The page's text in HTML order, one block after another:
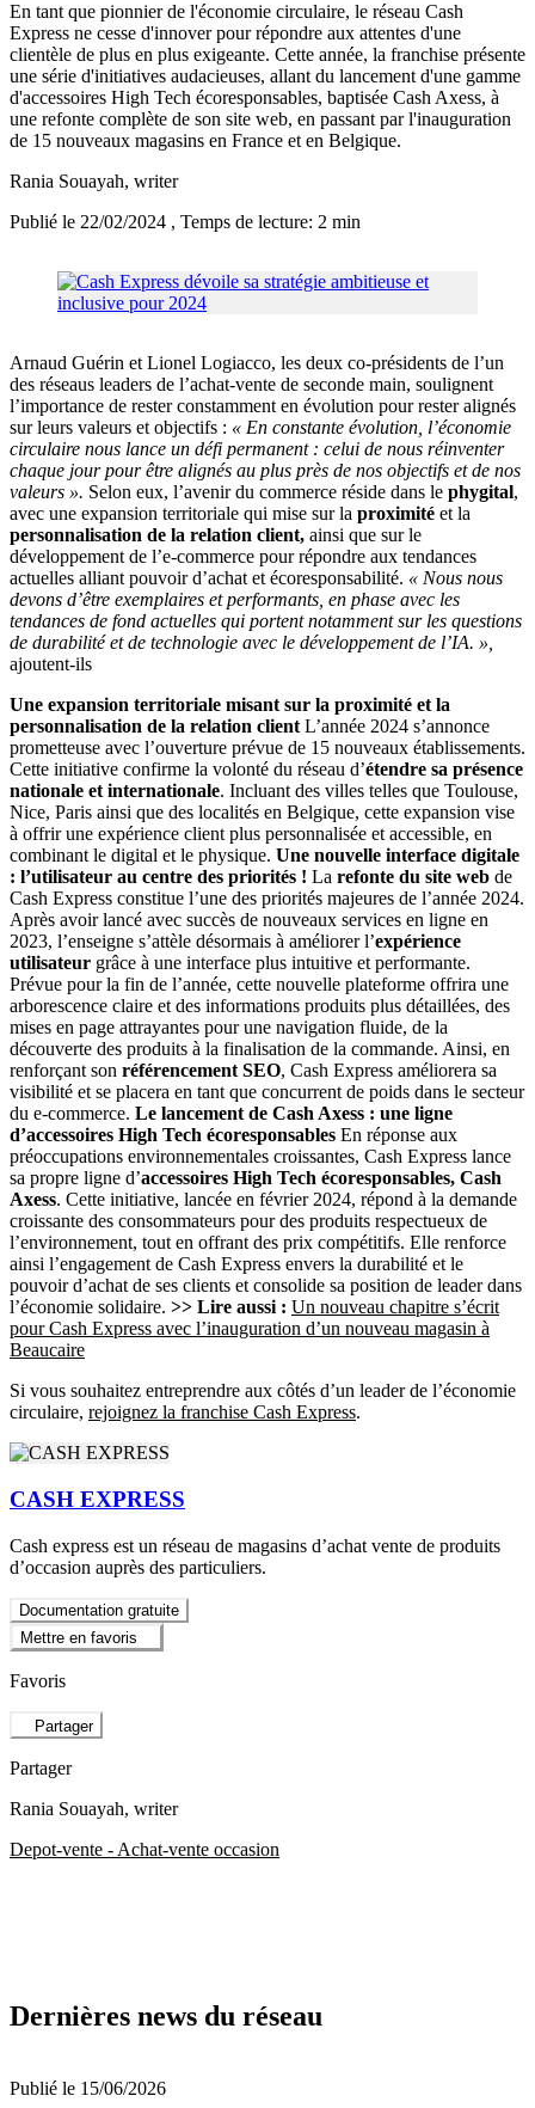
En tant que pionnier de l'économie circulaire, le réseau Cash
Express ne cesse d'innover pour répondre aux attentes d'une
clientèle de plus en plus exigeante. Cette année, la franchise présente
une série d'initiatives audacieuses, allant du lancement d'une gamme
d'accessoires High Tech écoresponsables, baptisée Cash Axess, à
une refonte complète de son site web, en passant par l'inauguration
de 15 nouveaux magasins en France et en Belgique.
Rania Souayah, writer
Publié le 22/02/2024 , Temps de lecture: 2 min
Arnaud Guérin et Lionel Logiacco, les deux co-présidents de l’un
des réseaus leaders de l’achat-vente de seconde main, soulignent
l’importance de rester constamment en évolution pour rester alignés
sur leurs valeurs et objectifs : « En constante évolution, l’économie
circulaire nous lance un défi permanent : celui de nous réinventer
chaque jour pour être alignés au plus près de nos objectifs et de nos
valeurs ». Selon eux, l’avenir du commerce réside dans le phygital,
avec une expansion territoriale qui mise sur la proximité et la
personnalisation de la relation client, ainsi que sur le
développement de l’e-commerce pour répondre aux tendances
actuelles alliant pouvoir d’achat et écoresponsabilité. « Nous nous
devons d’être exemplaires et performants, en phase avec les
tendances de fond actuelles qui portent notamment sur les questions
de durabilité et de technologie avec le développement de l’IA. »,
ajoutent-ils
Une expansion territoriale misant sur la proximité et la
personnalisation de la relation clientL’année 2024 s’annonce
prometteuse avec l’ouverture prévue de 15 nouveaux établissements.
Cette initiative confirme la volonté du réseau d’étendre sa présence
nationale et internationale. Incluant des villes telles que Toulouse,
Nice, Paris ainsi que des localités en Belgique, cette expansion vise
à offrir une expérience client plus personnalisée et accessible, en
combinant le digital et le physique. Une nouvelle interface digitale
: l’utilisateur au centre des priorités ! La refonte du site web de
Cash Express constitue l’une des priorités majeures de l’année 2024.
Après avoir lancé avec succès de nouveaux services en ligne en
2023, l’enseigne s’attèle désormais à améliorer l’expérience
utilisateur grâce à une interface plus intuitive et performante.
Prévue pour la fin de l’année, cette nouvelle plateforme offrira une
arborescence claire et des informations produits plus détaillées, des
mises en page attrayantes pour une navigation fluide, de la
découverte des produits à la finalisation de la commande. Ainsi, en
renforçant son référencement SEO, Cash Express améliorera sa
visibilité et se placera en tant que concurrent de poids dans le secteur
du e-commerce. Le lancement de Cash Axess : une ligne
d’accessoires High Tech écoresponsables En réponse aux
préoccupations environnementales croissantes, Cash Express lance
sa propre ligne d’accessoires High Tech écoresponsables, Cash
Axess. Cette initiative, lancée en février 2024, répond à la demande
croissante des consommateurs pour des produits respectueux de
l’environnement, tout en offrant des prix compétitifs. Elle renforce
ainsi l’engagement de Cash Express envers la durabilité et le
pouvoir d’achat de ses clients et consolide sa position de leader dans
l’économie solidaire. >> Lire aussi : Un nouveau chapitre s’écrit
pour Cash Express avec l’inauguration d’un nouveau magasin à
Beaucaire
Si vous souhaitez entreprendre aux côtés d’un leader de l’économie
circulaire, rejoignez la franchise Cash Express.
CASH EXPRESS
Cash express est un réseau de magasins d’achat vente de produits
d’occasion auprès des particuliers.
Documentation gratuite
Mettre en favoris
Favoris
Partager
Partager
Rania Souayah, writer
Depot-vente - Achat-vente occasion
Dernières news du réseau
Publié le 15/06/2026